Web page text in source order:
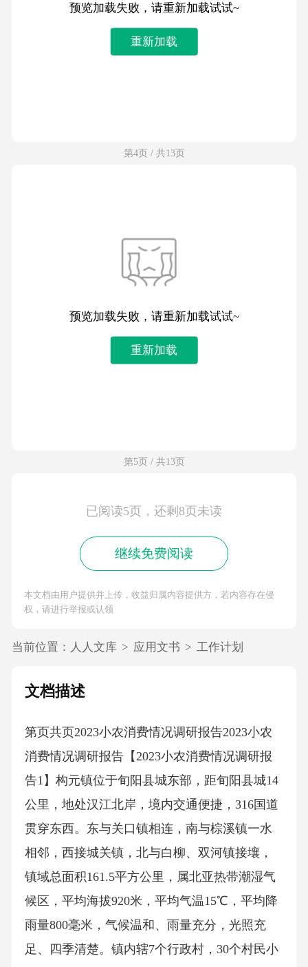
预览加载失败，请重新加载试试~
重新加载
第4页 / 共13页
预览加载失败，请重新加载试试~
重新加载
第5页 / 共13页
已阅读5页，还剩8页未读
继续免费阅读
本文档由用户提供并上传，收益归属内容提供方，若内容存在侵
权，请进行举报或认领
当前位置： 人人文库 > 应用文书 > 工作计划
文档描述
第页共页2023小农消费情况调研报告2023小农
消费情况调研报告【2023小农消费情况调研报
告1】构元镇位于旬阳县城东部，距旬阳县城14
公里，地处汉江北岸，境内交通便捷，316国道
贯穿东西。东与关口镇相连，南与棕溪镇一水
相邻，西接城关镇，北与白柳、双河镇接壤，
镇域总面积161.5平方公里，属北亚热带潮湿气
候区，平均海拔920米，平均气温15℃，平均降
雨量800毫米，气候温和、雨量充分，光照充
足、四季清楚。镇内辖7个行政村，30个村民小